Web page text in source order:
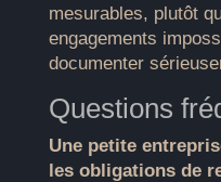
mesurables, plutôt
engagements
documenter
Questions
Une petite
les obligations de